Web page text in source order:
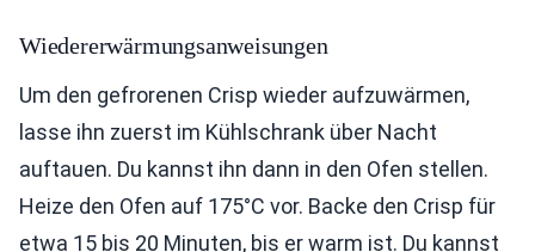
Wiedererwärmungsanweisungen
Um den gefrorenen Crisp wieder aufzuwärmen,
lasse ihn zuerst im Kühlschrank über Nacht
auftauen. Du kannst ihn dann in den Ofen stellen.
Heize den Ofen auf 175°C vor. Backe den Crisp für
etwa 15 bis 20 Minuten, bis er warm ist. Du kannst